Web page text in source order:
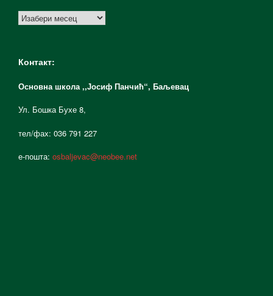
Архиве
Контакт:
Основна школа ,,Јосиф Панчић“, Баљевац
Ул. Бошка Бухе 8,
тел/фах: 036 791 227
е-пошта: osbaljevac@neobee.net